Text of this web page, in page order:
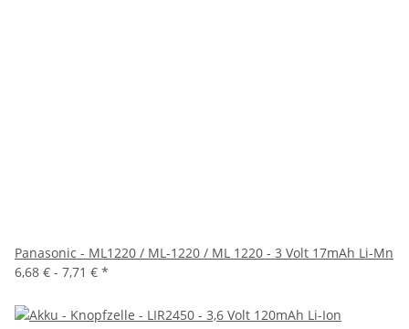
Panasonic - ML1220 / ML-1220 / ML 1220 - 3 Volt 17mAh Li-Mn
6,68 € - 7,71 € *